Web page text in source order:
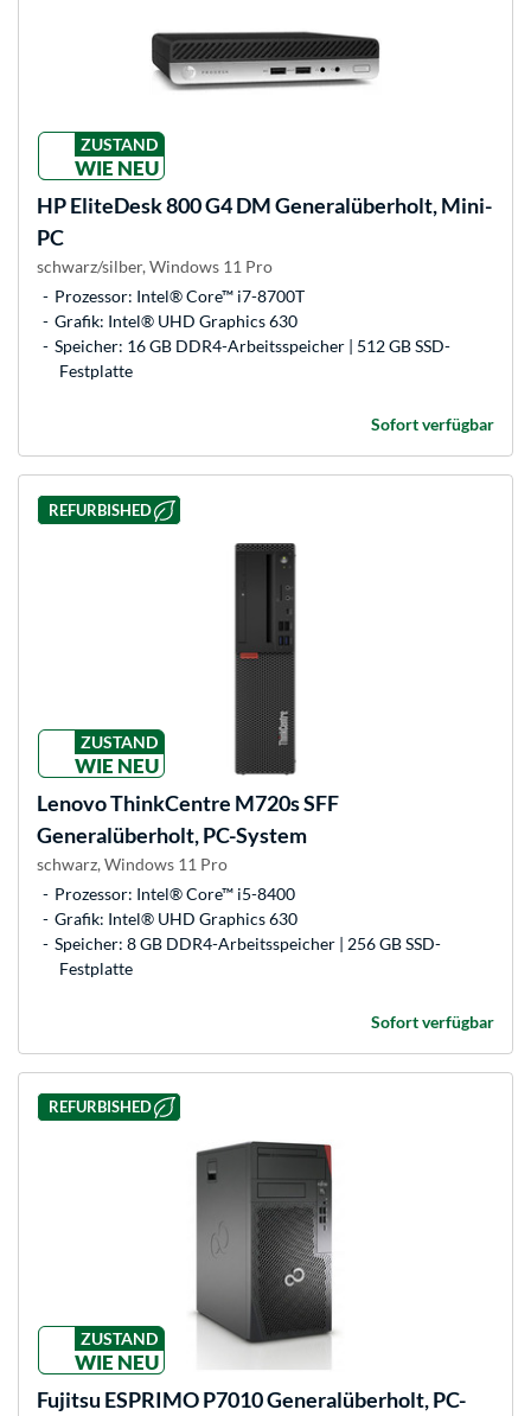
ZUSTAND
WIE NEU
HPEliteDesk 800 G4 DM Generalüberholt, Mini-
PC
schwarz/silber, Windows 11 Pro
Prozessor: Intel® Core™ i7-8700T
Grafik: Intel® UHD Graphics 630
Speicher: 16 GB DDR4-Arbeitsspeicher | 512 GB SSD-
Festplatte
Sofort verfügbar
REFURBISHED
ZUSTAND
WIE NEU
LenovoThinkCentre M720s SFF
Generalüberholt, PC-System
schwarz, Windows 11 Pro
Prozessor: Intel® Core™ i5-8400
Grafik: Intel® UHD Graphics 630
Speicher: 8 GB DDR4-Arbeitsspeicher | 256 GB SSD-
Festplatte
Sofort verfügbar
REFURBISHED
ZUSTAND
WIE NEU
Fujitsu ESPRIMO P7010 Generalüberholt, PC-